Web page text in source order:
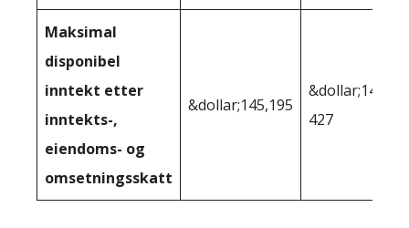
Maksimal
disponibel
inntekt etter
inntekts-,
eiendoms- og
omsetningsskatt
&dollar;145,195
&dollar;149
427